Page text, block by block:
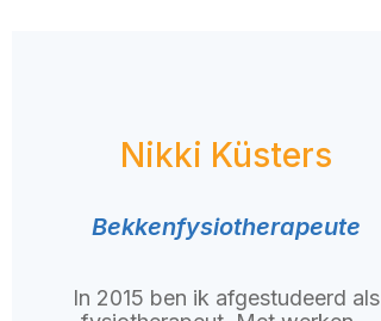
Nikki Küsters
Bekkenfysiotherapeute
In 2015 ben ik afgestudeerd als